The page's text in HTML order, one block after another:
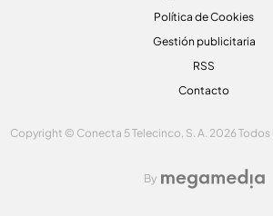
Política de Cookies
Gestión publicitaria
RSS
Contacto
Copyright © Conecta 5 Telecinco, S. A. 2026
By